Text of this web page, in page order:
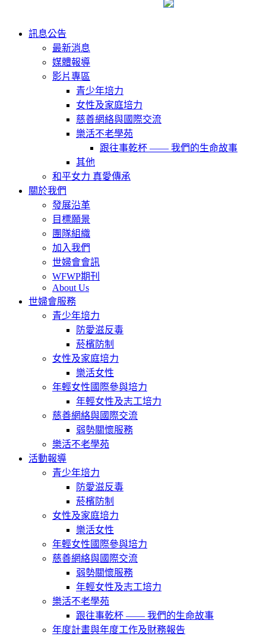
訊息公告
最新消息
媒體報導
影片專區
青少年培力
女性及家庭培力
慈善網絡與國際交流
樂活不老學苑
跟往事乾杯 —— 我們的生命故事
其他
和平女力 真愛傳承
關於我們
發展沿革
目標願景
團隊組織
加入我們
世婦會會訊
WFWP期刊
About Us
世婦會服務
青少年培力
防愛滋反毒
菸檳防制
女性及家庭培力
樂活女性
年輕女性國際參與培力
年輕女性及志工培力
慈善網絡與國際交流
弱勢關懷服務
樂活不老學苑
活動報導
青少年培力
防愛滋反毒
菸檳防制
女性及家庭培力
樂活女性
年輕女性國際參與培力
慈善網絡與國際交流
弱勢關懷服務
年輕女性及志工培力
樂活不老學苑
跟往事乾杯 —— 我們的生命故事
年度計畫與年度工作及財務報告